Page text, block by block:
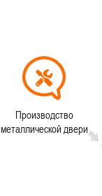
Производство
металлической двери